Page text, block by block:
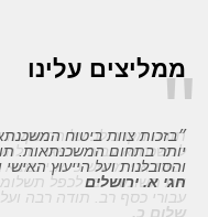
ממליצים עלינו
״בזכות צוות ביטוח
יותר בתחום המשכנתאות.
והסובלנות ועל הייעוץ
חגי א. ירושלים